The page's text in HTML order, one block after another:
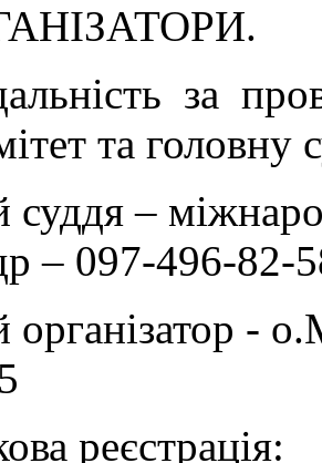
за
та головну
суддя –
– 097-496-82-
організатор -
реєстрація: